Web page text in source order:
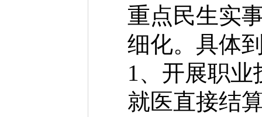
重点民生实
细化。具体
1、开展职
就医直接结